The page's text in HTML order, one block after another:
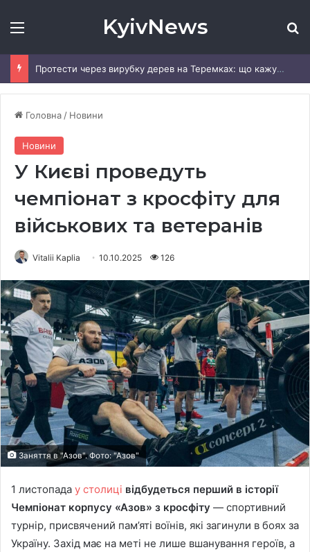
Меню KyivNews
Протести через вирубку дерев на Теремках: що кажуть в КМДА та поліції
Головна / Новини
Новини
У Києві проведуть
чемпіонат з кросфіту для
військових та ветеранів
Vitalii Kaplia 10.10.2025 126
Заняття в "Азов". Фото: "Азов"
1 листопада у столиці відбудеться перший в історії
Чемпіонат корпусу «Азов» з кросфіту — спортивний
турнір, присвячений пам’яті воїнів, які загинули в боях за
Україну. Захід має на меті не лише вшанування героїв, а